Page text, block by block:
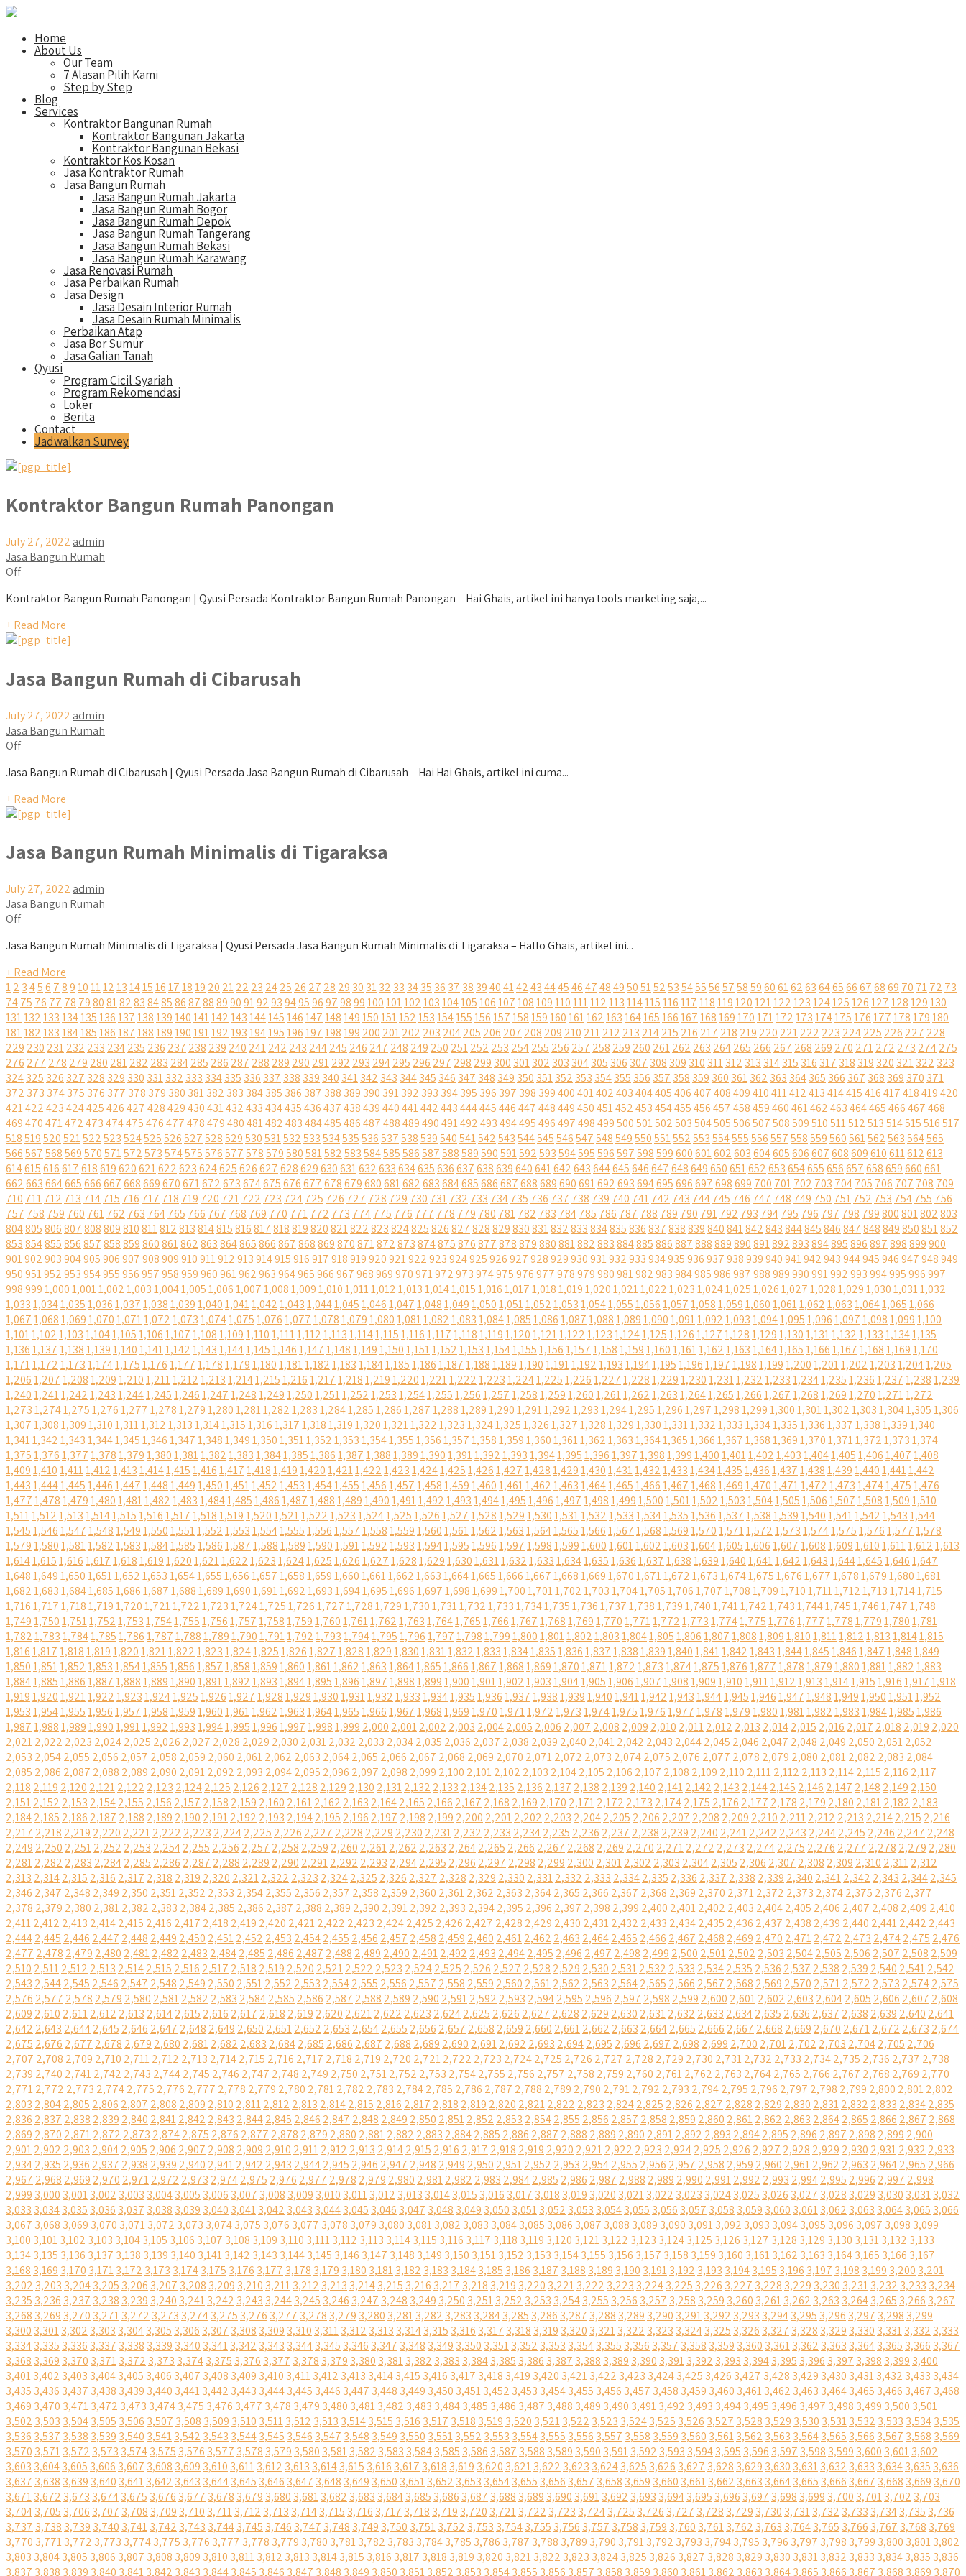
Home
About Us
Our Team
7 Alasan Pilih Kami
Step by Step
Blog
Services
Kontraktor Bangunan Rumah
Kontraktor Bangunan Jakarta
Kontraktor Bangunan Bekasi
Kontraktor Kos Kosan
Jasa Kontraktor Rumah
Jasa Bangun Rumah
Jasa Bangun Rumah Jakarta
Jasa Bangun Rumah Bogor
Jasa Bangun Rumah Depok
Jasa Bangun Rumah Tangerang
Jasa Bangun Rumah Bekasi
Jasa Bangun Rumah Karawang
Jasa Renovasi Rumah
Jasa Perbaikan Rumah
Jasa Design
Jasa Desain Interior Rumah
Jasa Desain Rumah Minimalis
Perbaikan Atap
Jasa Bor Sumur
Jasa Galian Tanah
Qyusi
Program Cicil Syariah
Program Rekomendasi
Loker
Berita
Contact
Jadwalkan Survey
Kontraktor Bangun Rumah Panongan
July 27, 2022 admin
Jasa Bangun Rumah
Off
Kontraktor Bangun Rumah Panongan | Qyusi Persada Kontraktor Bangun Rumah Panongan – Hai Ghais, artikel ini hanya tools marketing saja,...
+ Read More
Jasa Bangun Rumah di Cibarusah
July 27, 2022 admin
Jasa Bangun Rumah
Off
Jasa Bangun Rumah di Cibarusah | Qyusi Persada Jasa Bangun Rumah di Cibarusah – Hai Hai Ghais, artikel ini cuma...
+ Read More
Jasa Bangun Rumah Minimalis di Tigaraksa
July 27, 2022 admin
Jasa Bangun Rumah
Off
Jasa Bangun Rumah Minimalis di Tigaraksa | Qyusi Persada Jasa Bangun Rumah Minimalis di Tigaraksa – Hallo Ghais, artikel ini...
+ Read More
12 3456 78910111213141516171819 20 2122 23 2425 26 27 28 29 30 3132 33 3435 36 37 38 39404142434445464748495051525354555657585960616263646566676869 70 7172 73
7475 76 77 78 798081828384858687888990919293949596979899100101102103104105106107108109110111112113114115116117118119120121122123124125126127128129130
131132133134135136137138139140141142143144145146147148149150151152153154155156157158159160161162163164165166167168169170171172173174175176177178179180
181182183184185186187188189190191192193194195196197198199 200 201202 203 204205 206 207 208 209 210 211212 213 214215 216 217 218 219 220 221222 223 224225 226 227 228
229 230 231232 233 234235 236 237 238 239 240 241242 243 244245 246 247 248 249 250 251252 253 254255 256 257 258 259 260 261262 263 264265 266 267 268 269 270 271272 273 274275
276 277 278 279 280 281282 283 284285 286 287 288 289 290 291292 293 294295 296 297 298 299 300 301302 303 304305 306 307 308 309 310 311312 313 314315 316 317 318 319 320 321322 323
324325 326 327 328 329 330 331332 333 334335 336 337 338 339 340 341342 343 344345 346 347 348 349 350 351352 353 354355 356 357 358 359 360 361362 363 364365 366 367 368 369 370 371
372 373 374375 376 377 378 379 380 381382 383 384385 386 387 388 389 390 391392 393 394395 396 397 398 399400401402403404405406407408409410411412413414415416417418419420
421422423424425426427428429430431432433434435436437438439440441442443444445446447448449450451452453454455456457458459460461462463464465466467468
469470471472473474475476477478479480481482483484485486487488489490491492493494495496497498499500501502503504505506507508509510511512513514515516517
518519520521522523524525526527528529530531532533534535536537538539540541542543544545546547548549550551552553554555556557558559560561562563564565
566567568569570571572573574575576577578579580581582583584585586587588589590591592593594595596597598599600601602603604605606607608609610611612613
614615616617618619620621622623624625626627628629630631632633634635636637638639640641642643644645646647648649650651652653654655656657658659660661
662663664665666667668669670671672673674675676677678679680681682683684685686687688689690691692693694695696697698699 700 701702 703 704705 706 707 708 709
710 711712 713 714715 716 717 718 719 720 721722 723 724725 726 727 728 729 730 731732 733 734735 736 737 738 739 740 741742 743 744745 746 747 748 749 750 751752 753 754755 756
757 758 759 760 761762 763 764765 766 767 768 769 770 771772 773 774775 776 777 778 779 780 781782 783 784785 786 787 788 789 790 791792 793 794795 796 797 798 799800801802803
804805806807808809810811812813814815816817818819820821822823824825826827828829830831832833834835836837838839840841842843844845846847848849850851852
853854855856857858859860861862863864865866867868869870871872873874875876877878879880881882883884885886887888889890891892893894895896897898899900
901902903904905906907908909910911912913914915916917918919920921922923924925926927928929930931932933934935936937938939940941942943944945946947948949
950951952953954955956957958959960961962963964965966967968969970971972973974975976977978979980981982983984985986987988989990991992993994995996997
9989991,0001,0011,0021,0031,0041,0051,0061,0071,0081,0091,0101,0111,0121,0131,0141,0151,0161,0171,0181,0191,0201,0211,0221,0231,0241,0251,0261,0271,0281,0291,0301,0311,032
1,0331,0341,0351,0361,0371,0381,0391,0401,0411,0421,0431,0441,0451,0461,0471,0481,0491,0501,0511,0521,0531,0541,0551,0561,0571,0581,0591,0601,0611,0621,0631,0641,0651,066
1,0671,0681,0691,0701,0711,0721,0731,0741,0751,0761,0771,0781,0791,0801,0811,0821,0831,0841,0851,0861,0871,0881,0891,0901,0911,0921,0931,0941,0951,0961,0971,0981,0991,100
1,1011,1021,1031,1041,1051,1061,1071,1081,1091,1101,1111,1121,1131,1141,1151,1161,1171,1181,1191,1201,1211,1221,1231,1241,1251,1261,1271,1281,1291,1301,1311,1321,1331,1341,135
1,1361,1371,1381,1391,1401,1411,1421,1431,1441,1451,1461,1471,1481,1491,1501,1511,1521,1531,1541,1551,1561,1571,1581,1591,1601,1611,1621,1631,1641,1651,1661,1671,1681,1691,170
1,1711,1721,1731,1741,1751,1761,1771,1781,1791,1801,1811,1821,1831,1841,1851,1861,1871,1881,1891,1901,1911,1921,1931,1941,1951,1961,1971,1981,1991,2001,2011,2021,2031,2041,205
1,2061,2071,2081,2091,2101,2111,2121,2131,2141,2151,2161,2171,2181,2191,2201,2211,2221,2231,2241,2251,2261,2271,2281,2291,2301,2311,2321,2331,2341,2351,2361,2371,2381,239
1,2401,2411,2421,2431,2441,2451,2461,2471,2481,2491,2501,2511,2521,2531,2541,2551,2561,2571,2581,2591,2601,2611,2621,2631,2641,2651,2661,2671,2681,2691,2701,2711,272
1,2731,2741,2751,2761,2771,2781,2791,2801,2811,2821,2831,2841,2851,2861,2871,2881,2891,2901,2911,2921,2931,2941,2951,2961,2971,2981,2991,3001,3011,3021,3031,3041,3051,306
1,3071,3081,3091,3101,3111,3121,3131,3141,3151,3161,3171,3181,3191,3201,3211,3221,3231,3241,3251,3261,3271,3281,3291,3301,3311,3321,3331,3341,3351,3361,3371,3381,3391,340
1,3411,3421,3431,3441,3451,3461,3471,3481,3491,3501,3511,3521,3531,3541,3551,3561,3571,3581,3591,3601,3611,3621,3631,3641,3651,3661,3671,3681,3691,3701,3711,3721,3731,374
1,3751,3761,3771,3781,3791,3801,3811,3821,3831,3841,3851,3861,3871,3881,3891,3901,3911,3921,3931,3941,3951,3961,3971,3981,3991,4001,4011,4021,4031,4041,4051,4061,4071,408
1,4091,4101,4111,4121,4131,4141,4151,4161,4171,4181,4191,4201,4211,4221,4231,4241,4251,4261,4271,4281,4291,4301,4311,4321,4331,4341,4351,4361,4371,4381,4391,4401,4411,442
1,4431,4441,4451,4461,4471,4481,4491,4501,4511,4521,4531,4541,4551,4561,4571,4581,4591,4601,4611,4621,4631,4641,4651,4661,4671,4681,4691,4701,4711,4721,4731,4741,4751,476
1,4771,4781,4791,4801,4811,4821,4831,4841,4851,4861,4871,4881,4891,4901,4911,4921,4931,4941,4951,4961,4971,4981,4991,5001,5011,5021,5031,5041,5051,5061,5071,5081,5091,510
1,5111,5121,5131,5141,5151,5161,5171,5181,5191,5201,5211,5221,5231,5241,5251,5261,5271,5281,5291,5301,5311,5321,5331,5341,5351,5361,5371,5381,5391,5401,5411,5421,5431,544
1,5451,5461,5471,5481,5491,5501,5511,5521,5531,5541,5551,5561,5571,5581,5591,5601,5611,5621,5631,5641,5651,5661,5671,5681,5691,5701,5711,5721,5731,5741,5751,5761,5771,578
1,5791,5801,5811,5821,5831,5841,5851,5861,5871,5881,5891,5901,5911,5921,5931,5941,5951,5961,5971,5981,5991,6001,6011,6021,6031,6041,6051,6061,6071,6081,6091,6101,6111,6121,613
1,6141,6151,6161,6171,6181,6191,6201,6211,6221,6231,6241,6251,6261,6271,6281,6291,6301,6311,6321,6331,6341,6351,6361,6371,6381,6391,6401,6411,6421,6431,6441,6451,6461,647
1,6481,6491,6501,6511,6521,6531,6541,6551,6561,6571,6581,6591,6601,6611,6621,6631,6641,6651,6661,6671,6681,6691,6701,6711,6721,6731,6741,6751,6761,6771,6781,6791,6801,681
1,6821,6831,6841,6851,6861,6871,6881,6891,6901,6911,6921,6931,6941,6951,6961,6971,6981,6991,7001,7011,7021,7031,7041,7051,7061,7071,7081,7091,7101,7111,7121,7131,7141,715
1,7161,7171,7181,7191,7201,7211,7221,7231,7241,7251,7261,7271,7281,7291,7301,7311,7321,7331,7341,7351,7361,7371,7381,7391,7401,7411,7421,7431,7441,7451,7461,7471,748
1,7491,7501,7511,7521,7531,7541,7551,7561,7571,7581,7591,7601,7611,7621,7631,7641,7651,7661,7671,7681,7691,7701,7711,7721,7731,7741,7751,7761,7771,7781,7791,7801,781
1,7821,7831,7841,7851,7861,7871,7881,7891,7901,7911,7921,7931,7941,7951,7961,7971,7981,7991,8001,8011,8021,8031,8041,8051,8061,8071,8081,8091,8101,8111,8121,8131,8141,815
1,8161,8171,8181,8191,8201,8211,8221,8231,8241,8251,8261,8271,8281,8291,8301,8311,8321,8331,8341,8351,8361,8371,8381,8391,8401,8411,8421,8431,8441,8451,8461,8471,8481,849
1,8501,8511,8521,8531,8541,8551,8561,8571,8581,8591,8601,8611,8621,8631,8641,8651,8661,8671,8681,8691,8701,8711,8721,8731,8741,8751,8761,8771,8781,8791,8801,8811,8821,883
1,8841,8851,8861,8871,8881,8891,8901,8911,8921,8931,8941,8951,8961,8971,8981,8991,9001,9011,9021,9031,9041,9051,9061,9071,9081,9091,9101,9111,9121,9131,9141,9151,9161,9171,918
1,9191,9201,9211,9221,9231,9241,9251,9261,9271,9281,9291,9301,9311,9321,9331,9341,9351,9361,9371,9381,9391,9401,9411,9421,9431,9441,9451,9461,9471,9481,9491,9501,9511,952
1,9531,9541,9551,9561,9571,9581,9591,9601,9611,9621,9631,9641,9651,9661,9671,9681,9691,9701,9711,9721,9731,9741,9751,9761,9771,9781,9791,9801,9811,9821,9831,9841,9851,986
1,9871,9881,9891,9901,9911,9921,9931,9941,9951,9961,9971,9981,999 2,000 2,0012,002 2,003 2,0042,005 2,006 2,007 2,008 2,009 2,010 2,0112,012 2,013 2,0142,015 2,016 2,017 2,018 2,019 2,020
2,0212,022 2,023 2,0242,025 2,026 2,027 2,028 2,029 2,030 2,0312,032 2,033 2,0342,035 2,036 2,037 2,038 2,039 2,040 2,0412,042 2,043 2,0442,045 2,046 2,047 2,048 2,049 2,050 2,0512,052
2,053 2,0542,055 2,056 2,057 2,058 2,059 2,060 2,0612,062 2,063 2,0642,065 2,066 2,067 2,068 2,069 2,070 2,0712,072 2,073 2,0742,075 2,076 2,077 2,078 2,079 2,080 2,0812,082 2,083 2,084
2,085 2,086 2,087 2,088 2,089 2,090 2,0912,092 2,093 2,0942,095 2,096 2,097 2,098 2,099 2,100 2,1012,102 2,103 2,1042,105 2,106 2,107 2,108 2,109 2,110 2,1112,112 2,113 2,1142,115 2,116 2,117
2,118 2,119 2,120 2,1212,122 2,123 2,1242,125 2,126 2,127 2,128 2,129 2,130 2,1312,132 2,133 2,1342,135 2,136 2,137 2,138 2,139 2,140 2,1412,142 2,143 2,1442,145 2,146 2,147 2,148 2,149 2,150
2,1512,152 2,153 2,1542,155 2,156 2,157 2,158 2,159 2,160 2,1612,162 2,163 2,1642,165 2,166 2,167 2,168 2,169 2,170 2,1712,172 2,173 2,1742,175 2,176 2,177 2,178 2,179 2,180 2,1812,182 2,183
2,1842,185 2,186 2,187 2,188 2,189 2,190 2,1912,192 2,193 2,1942,195 2,196 2,197 2,198 2,199 2,200 2,2012,202 2,203 2,2042,205 2,206 2,207 2,208 2,209 2,210 2,2112,212 2,213 2,2142,215 2,216
2,217 2,218 2,219 2,220 2,2212,222 2,223 2,2242,225 2,226 2,227 2,228 2,229 2,230 2,2312,232 2,233 2,2342,235 2,236 2,237 2,238 2,239 2,240 2,2412,242 2,243 2,2442,245 2,246 2,247 2,248
2,249 2,250 2,2512,252 2,253 2,2542,255 2,256 2,257 2,258 2,259 2,260 2,2612,262 2,263 2,2642,265 2,266 2,267 2,268 2,269 2,270 2,2712,272 2,273 2,2742,275 2,276 2,277 2,278 2,279 2,280
2,2812,282 2,283 2,2842,285 2,286 2,287 2,288 2,289 2,290 2,2912,292 2,293 2,2942,295 2,296 2,297 2,298 2,299 2,300 2,3012,302 2,303 2,3042,305 2,306 2,307 2,308 2,309 2,310 2,3112,312
2,313 2,3142,315 2,316 2,317 2,318 2,319 2,320 2,3212,322 2,323 2,3242,325 2,326 2,327 2,328 2,329 2,330 2,3312,332 2,333 2,3342,335 2,336 2,337 2,338 2,339 2,340 2,3412,342 2,343 2,3442,345
2,346 2,347 2,348 2,349 2,350 2,3512,352 2,353 2,3542,355 2,356 2,357 2,358 2,359 2,360 2,3612,362 2,363 2,3642,365 2,366 2,367 2,368 2,369 2,370 2,3712,372 2,373 2,3742,375 2,376 2,377
2,378 2,379 2,380 2,3812,382 2,383 2,3842,385 2,386 2,387 2,388 2,389 2,390 2,3912,392 2,393 2,3942,395 2,396 2,397 2,398 2,399 2,400 2,4012,402 2,403 2,4042,405 2,406 2,407 2,408 2,409 2,410
2,4112,412 2,413 2,4142,415 2,416 2,417 2,418 2,419 2,420 2,4212,422 2,423 2,4242,425 2,426 2,427 2,428 2,429 2,430 2,4312,432 2,433 2,4342,435 2,436 2,437 2,438 2,439 2,440 2,4412,442 2,443
2,4442,445 2,446 2,447 2,448 2,449 2,450 2,4512,452 2,453 2,4542,455 2,456 2,457 2,458 2,459 2,460 2,4612,462 2,463 2,4642,465 2,466 2,467 2,468 2,469 2,470 2,4712,472 2,473 2,4742,475 2,476
2,477 2,478 2,479 2,480 2,4812,482 2,483 2,4842,485 2,486 2,487 2,488 2,489 2,490 2,4912,492 2,493 2,4942,495 2,496 2,497 2,498 2,499 2,500 2,5012,502 2,503 2,5042,505 2,506 2,507 2,508 2,509
2,510 2,5112,512 2,513 2,5142,515 2,516 2,517 2,518 2,519 2,520 2,5212,522 2,523 2,5242,525 2,526 2,527 2,528 2,529 2,530 2,5312,532 2,533 2,5342,535 2,536 2,537 2,538 2,539 2,540 2,5412,542
2,543 2,5442,545 2,546 2,547 2,548 2,549 2,550 2,5512,552 2,553 2,5542,555 2,556 2,557 2,558 2,559 2,560 2,5612,562 2,563 2,5642,565 2,566 2,567 2,568 2,569 2,570 2,5712,572 2,573 2,5742,575
2,576 2,577 2,578 2,579 2,580 2,5812,582 2,583 2,5842,585 2,586 2,587 2,588 2,589 2,590 2,5912,592 2,593 2,5942,595 2,596 2,597 2,598 2,599 2,600 2,6012,602 2,603 2,6042,605 2,606 2,607 2,608
2,609 2,610 2,6112,612 2,613 2,6142,615 2,616 2,617 2,618 2,619 2,620 2,6212,622 2,623 2,6242,625 2,626 2,627 2,628 2,629 2,630 2,6312,632 2,633 2,6342,635 2,636 2,637 2,638 2,639 2,640 2,641
2,642 2,643 2,6442,645 2,646 2,647 2,648 2,649 2,650 2,6512,652 2,653 2,6542,655 2,656 2,657 2,658 2,659 2,660 2,6612,662 2,663 2,6642,665 2,666 2,667 2,668 2,669 2,670 2,6712,672 2,673 2,674
2,675 2,676 2,677 2,678 2,679 2,680 2,6812,682 2,683 2,6842,685 2,686 2,687 2,688 2,689 2,690 2,6912,692 2,693 2,6942,695 2,696 2,697 2,698 2,699 2,700 2,7012,702 2,703 2,7042,705 2,706
2,707 2,708 2,709 2,710 2,7112,712 2,713 2,7142,715 2,716 2,717 2,718 2,719 2,720 2,7212,722 2,723 2,7242,725 2,726 2,727 2,728 2,729 2,730 2,7312,732 2,733 2,7342,735 2,736 2,737 2,738
2,739 2,740 2,7412,742 2,743 2,7442,745 2,746 2,747 2,748 2,749 2,750 2,7512,752 2,753 2,7542,755 2,756 2,757 2,758 2,759 2,760 2,7612,762 2,763 2,7642,765 2,766 2,767 2,768 2,769 2,770
2,7712,772 2,773 2,7742,775 2,776 2,777 2,778 2,779 2,780 2,7812,782 2,783 2,7842,785 2,786 2,787 2,788 2,789 2,790 2,7912,792 2,793 2,7942,795 2,796 2,797 2,798 2,799 2,800 2,8012,802
2,803 2,8042,805 2,806 2,807 2,808 2,809 2,810 2,8112,812 2,813 2,8142,815 2,816 2,817 2,818 2,819 2,820 2,8212,822 2,823 2,8242,825 2,826 2,827 2,828 2,829 2,830 2,8312,832 2,833 2,8342,835
2,836 2,837 2,838 2,839 2,840 2,8412,842 2,843 2,8442,845 2,846 2,847 2,848 2,849 2,850 2,8512,852 2,853 2,8542,855 2,856 2,857 2,858 2,859 2,860 2,8612,862 2,863 2,8642,865 2,866 2,867 2,868
2,869 2,870 2,8712,872 2,873 2,8742,875 2,876 2,877 2,878 2,879 2,880 2,8812,882 2,883 2,8842,885 2,886 2,887 2,888 2,889 2,890 2,8912,892 2,893 2,8942,895 2,896 2,897 2,898 2,899 2,900
2,9012,902 2,903 2,9042,905 2,906 2,907 2,908 2,909 2,910 2,9112,912 2,913 2,9142,915 2,916 2,917 2,918 2,919 2,920 2,9212,922 2,923 2,9242,925 2,926 2,927 2,928 2,929 2,930 2,9312,932 2,933
2,9342,935 2,936 2,937 2,938 2,939 2,940 2,9412,942 2,943 2,9442,945 2,946 2,947 2,948 2,949 2,950 2,9512,952 2,953 2,9542,955 2,956 2,957 2,958 2,959 2,960 2,9612,962 2,963 2,9642,965 2,966
2,967 2,968 2,969 2,970 2,9712,972 2,973 2,9742,975 2,976 2,977 2,978 2,979 2,980 2,9812,982 2,983 2,9842,985 2,986 2,987 2,988 2,989 2,990 2,9912,992 2,993 2,9942,995 2,996 2,997 2,998
2,999 3,000 3,0013,002 3,003 3,0043,005 3,006 3,007 3,008 3,009 3,010 3,0113,012 3,013 3,0143,015 3,016 3,017 3,018 3,019 3,020 3,0213,022 3,023 3,0243,025 3,026 3,027 3,028 3,029 3,030 3,0313,032
3,033 3,0343,035 3,036 3,037 3,038 3,039 3,040 3,0413,042 3,043 3,0443,045 3,046 3,047 3,048 3,049 3,050 3,0513,052 3,053 3,0543,055 3,056 3,057 3,058 3,059 3,060 3,0613,062 3,063 3,0643,065 3,066
3,067 3,068 3,069 3,070 3,0713,072 3,073 3,0743,075 3,076 3,077 3,078 3,079 3,080 3,0813,082 3,083 3,0843,085 3,086 3,087 3,088 3,089 3,090 3,0913,092 3,093 3,0943,095 3,096 3,097 3,098 3,099
3,100 3,1013,102 3,103 3,1043,105 3,106 3,107 3,108 3,109 3,110 3,1113,112 3,113 3,1143,115 3,116 3,117 3,118 3,119 3,120 3,1213,122 3,123 3,1243,125 3,126 3,127 3,128 3,129 3,130 3,1313,132 3,133
3,1343,135 3,136 3,137 3,138 3,139 3,140 3,1413,142 3,143 3,1443,145 3,146 3,147 3,148 3,149 3,150 3,1513,152 3,153 3,1543,155 3,156 3,157 3,158 3,159 3,160 3,1613,162 3,163 3,1643,165 3,166 3,167
3,168 3,169 3,170 3,1713,172 3,173 3,1743,175 3,176 3,177 3,178 3,179 3,180 3,1813,182 3,183 3,1843,185 3,186 3,187 3,188 3,189 3,190 3,1913,192 3,193 3,1943,195 3,196 3,197 3,198 3,199 3,200 3,201
3,202 3,203 3,2043,205 3,206 3,207 3,208 3,209 3,210 3,2113,212 3,213 3,2143,215 3,216 3,217 3,218 3,219 3,220 3,2213,222 3,223 3,2243,225 3,226 3,227 3,228 3,229 3,230 3,2313,232 3,233 3,234
3,235 3,236 3,237 3,238 3,239 3,240 3,2413,242 3,243 3,2443,245 3,246 3,247 3,248 3,249 3,250 3,2513,252 3,253 3,2543,255 3,256 3,257 3,258 3,259 3,260 3,2613,262 3,263 3,2643,265 3,266 3,267
3,268 3,269 3,270 3,2713,272 3,273 3,2743,275 3,276 3,277 3,278 3,279 3,280 3,2813,282 3,283 3,2843,285 3,286 3,287 3,288 3,289 3,290 3,2913,292 3,293 3,2943,295 3,296 3,297 3,298 3,299
3,300 3,3013,302 3,303 3,3043,305 3,306 3,307 3,308 3,309 3,310 3,3113,312 3,313 3,3143,315 3,316 3,317 3,318 3,319 3,320 3,3213,322 3,323 3,3243,325 3,326 3,327 3,328 3,329 3,330 3,3313,332 3,333
3,3343,335 3,336 3,337 3,338 3,339 3,340 3,3413,342 3,343 3,3443,345 3,346 3,347 3,348 3,349 3,350 3,3513,352 3,353 3,3543,355 3,356 3,357 3,358 3,359 3,360 3,3613,362 3,363 3,3643,365 3,366 3,367
3,368 3,369 3,370 3,3713,372 3,373 3,3743,375 3,376 3,377 3,378 3,379 3,380 3,3813,382 3,383 3,3843,385 3,386 3,387 3,388 3,389 3,390 3,3913,392 3,393 3,3943,395 3,396 3,397 3,398 3,399 3,400
3,4013,402 3,403 3,4043,405 3,406 3,407 3,408 3,409 3,410 3,4113,412 3,413 3,4143,415 3,416 3,417 3,418 3,419 3,420 3,4213,422 3,423 3,4243,425 3,426 3,427 3,428 3,429 3,430 3,4313,432 3,433 3,434
3,435 3,436 3,437 3,438 3,439 3,440 3,4413,442 3,443 3,4443,445 3,446 3,447 3,448 3,449 3,450 3,4513,452 3,453 3,4543,455 3,456 3,457 3,458 3,459 3,460 3,4613,462 3,463 3,4643,465 3,466 3,467 3,468
3,469 3,470 3,4713,472 3,473 3,4743,475 3,476 3,477 3,478 3,479 3,480 3,4813,482 3,483 3,4843,485 3,486 3,487 3,488 3,489 3,490 3,4913,492 3,493 3,4943,495 3,496 3,497 3,498 3,499 3,500 3,501
3,502 3,503 3,5043,505 3,506 3,507 3,508 3,509 3,510 3,5113,512 3,513 3,5143,515 3,516 3,517 3,518 3,519 3,520 3,5213,522 3,523 3,5243,525 3,526 3,527 3,528 3,529 3,530 3,5313,532 3,533 3,5343,535
3,536 3,537 3,538 3,539 3,540 3,5413,542 3,543 3,5443,545 3,546 3,547 3,548 3,549 3,550 3,5513,552 3,553 3,5543,555 3,556 3,557 3,558 3,559 3,560 3,5613,562 3,563 3,5643,565 3,566 3,567 3,568 3,569
3,570 3,5713,572 3,573 3,5743,575 3,576 3,577 3,578 3,579 3,580 3,5813,582 3,583 3,5843,585 3,586 3,587 3,588 3,589 3,590 3,5913,592 3,593 3,5943,595 3,596 3,597 3,598 3,599 3,600 3,6013,602
3,603 3,6043,605 3,606 3,607 3,608 3,609 3,610 3,6113,612 3,613 3,6143,615 3,616 3,617 3,618 3,619 3,620 3,6213,622 3,623 3,6243,625 3,626 3,627 3,628 3,629 3,630 3,6313,632 3,633 3,6343,635 3,636
3,637 3,638 3,639 3,640 3,6413,642 3,643 3,6443,645 3,646 3,647 3,648 3,649 3,650 3,6513,652 3,653 3,6543,655 3,656 3,657 3,658 3,659 3,660 3,6613,662 3,663 3,6643,665 3,666 3,667 3,668 3,669 3,670
3,6713,672 3,673 3,6743,675 3,676 3,677 3,678 3,679 3,680 3,6813,682 3,683 3,6843,685 3,686 3,687 3,688 3,689 3,690 3,6913,692 3,693 3,6943,695 3,696 3,697 3,698 3,699 3,700 3,7013,702 3,703
3,7043,705 3,706 3,707 3,708 3,709 3,710 3,7113,712 3,713 3,7143,715 3,716 3,717 3,718 3,719 3,720 3,7213,722 3,723 3,7243,725 3,726 3,727 3,728 3,729 3,730 3,7313,732 3,733 3,7343,735 3,736
3,737 3,738 3,739 3,740 3,7413,742 3,743 3,7443,745 3,746 3,747 3,748 3,749 3,750 3,7513,752 3,753 3,7543,755 3,756 3,757 3,758 3,759 3,760 3,7613,762 3,763 3,7643,765 3,766 3,767 3,768 3,769
3,770 3,7713,772 3,773 3,7743,775 3,776 3,777 3,778 3,779 3,780 3,7813,782 3,783 3,7843,785 3,786 3,787 3,788 3,789 3,790 3,7913,792 3,793 3,7943,795 3,796 3,797 3,798 3,799 3,800 3,8013,802
3,803 3,8043,805 3,806 3,807 3,808 3,809 3,810 3,8113,812 3,813 3,8143,815 3,816 3,817 3,818 3,819 3,820 3,8213,822 3,823 3,8243,825 3,826 3,827 3,828 3,829 3,830 3,8313,832 3,833 3,8343,835 3,836
3,837 3,838 3,839 3,840 3,8413,842 3,843 3,8443,845 3,846 3,847 3,848 3,849 3,850 3,8513,852 3,853 3,8543,855 3,856 3,857 3,858 3,859 3,860 3,8613,862 3,863 3,8643,865 3,866 3,867 3,868 3,869 3,870